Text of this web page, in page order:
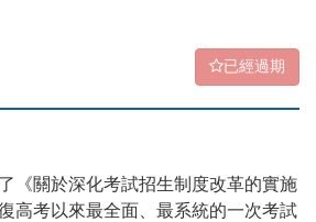
已經過期
《關於深化考試招生制度改革的實施
高考以來最全面、最系統的一次考試